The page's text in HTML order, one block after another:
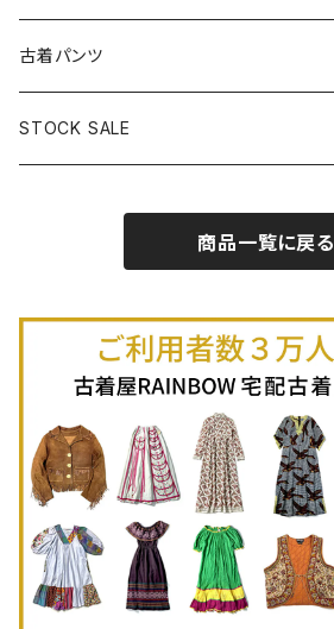
古着オールインワン
古着オーバーオール
古着半袖プルオーバー
古着長袖Ｔシャツ
古着半袖Ｔシャツ
古着ベスト
古着キャミソール
古着ポロシャツ
古着長袖ポロシャツ
古着スウェット
古着パーカー
古着タンクトップ
古着半袖ニット
古着ニットアウター
古着ライトコート
古着ヘビージャケット
古着羽織り
古着ロング丈スカート (丈76cm-)
古着膝丈スカート (丈56-75cm)
古着ミニ丈スカート (丈56-75cm)
古着パンツ
古着ロング丈パンツ
STOCK SALE
Autumn / Winter
商品一覧に戻る